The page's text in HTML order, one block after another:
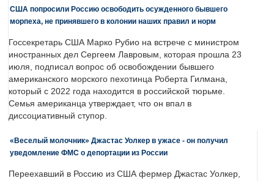
США попросили Россию освободить осужденного бывшего
морпеха, не принявшего в колонии наших правил и норм
Госсекретарь США Марко Рубио на встрече с министром
иностранных дел Сергеем Лавровым, которая прошла 23
июля, подписал вопрос об освобождении бывшего
американского морского пехотинца Роберта Гилмана,
который с 2022 года находится в российской тюрьме.
Семья американца утверждает, что он впал в
диссоциативный ступор.
«Веселый молочник» Джастас Уолкер в ужасе - он получил
уведомление ФМС о депортации из России
Переехавший в Россию из США фермер Джастас Уолкер,